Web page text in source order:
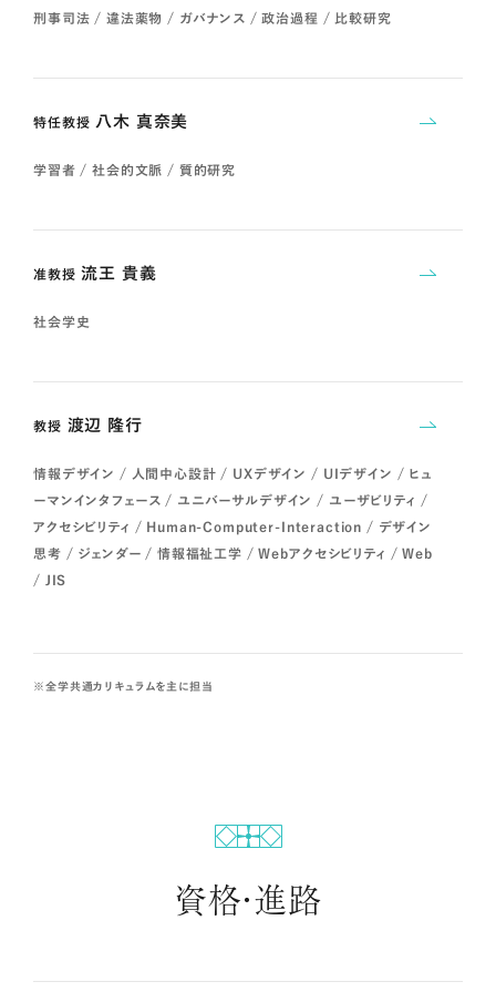
刑事司法 / 違法薬物 / ガバナンス / 政治過程 / 比較研究
特任教授 八木 真奈美
学習者 / 社会的文脈 / 質的研究
准教授 流王 貴義
社会学史
教授 渡辺 隆行
情報デザイン / 人間中心設計 / UXデザイン / UIデザイン / ヒュ
ーマンインタフェース / ユニバーサルデザイン / ユーザビリティ /
アクセシビリティ / Human-Computer-Interaction / デザイン
思考 / ジェンダー / 情報福祉工学 / Webアクセシビリティ / Web
/ JIS
全学共通カリキュラムを主に担当
資格・進路